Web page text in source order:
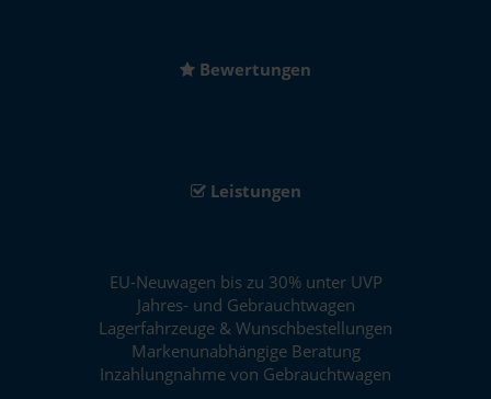
Bewertungen
Leistungen
EU-Neuwagen bis zu 30% unter UVP
Jahres- und Gebrauchtwagen
Lagerfahrzeuge & Wunschbestellungen
Markenunabhängige Beratung
Inzahlungnahme von Gebrauchtwagen